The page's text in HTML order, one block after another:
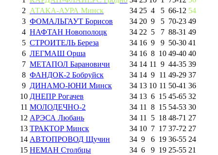
2 АТАКА-АУРА Минск 34 25 4 5 66-12 54
3 ФОМАЛЬГАУТ Борисов 34 20 9 5 70-23 49
4 НАФТАН Новополоцк 34 22 5 7 88-31 49
5 СТРОИТЕЛЬ Береза 34 16 9 9 50-30 41
6 ЛЕГМАШ Орша 34 16 8 10 49-40 40
7 МЕТАПОЛ Барановичи 34 14 11 9 44-35 39
8 ФАНДОК-2 Бобруйск 34 14 9 11 49-29 37
9 ДИНАМО-ЮНИ Минск 34 13 10 11 50-41 36
10 ДНЕПР Рогачев 34 13 6 15 45-65 32
11 МОЛОДЕЧНО-2 34 11 8 15 54-53 30
12 АРЭСА Любань 34 11 5 18 48-71 27
13 ТРАКТОР Минск 34 10 7 17 37-72 27
14 АВТОПРОВОД Щучин 34 9 6 19 36-55 24
15 НЕМАН Столбцы 34 6 9 19 25-55 21